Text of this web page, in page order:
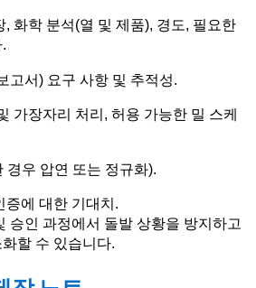
, 화학 분석(열 및 제품), 경도, 필요한
고서) 요구 사항 및 추적성.
가장자리 처리, 허용 가능한 밀 스케
경우 압연 또는 정규화).
증에 대한 기대치.
승인 과정에서 돌발 상황을 방지하고
할 수 있습니다.